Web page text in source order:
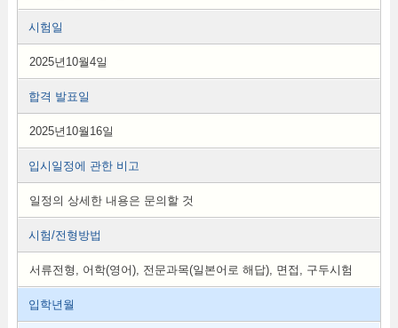
시험일
2025년10월4일
합격 발표일
2025년10월16일
입시일정에 관한 비고
일정의 상세한 내용은 문의할 것
시험/전형방법
서류전형, 어학(영어), 전문과목(일본어로 해답), 면접, 구두시험
입학년월